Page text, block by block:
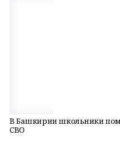
В Башкирии школьники
СВО